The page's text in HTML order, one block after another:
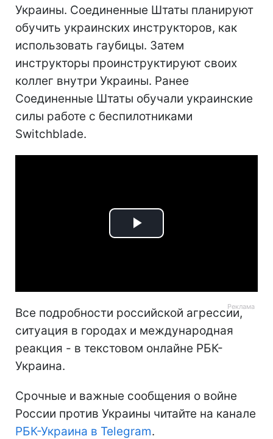
Украины. Соединенные Штаты планируют
обучить украинских инструкторов, как
использовать гаубицы. Затем
инструкторы проинструктируют своих
коллег внутри Украины. Ранее
Соединенные Штаты обучали украинские
силы работе с беспилотниками
Switchblade.
Play
Все подробности российской агрессии,
ситуация в городах и международная
реакция - в текстовом онлайне РБК-
Украина.
Срочные и важные сообщения о войне
России против Украины читайте на канале
РБК-Украина в Telegram.